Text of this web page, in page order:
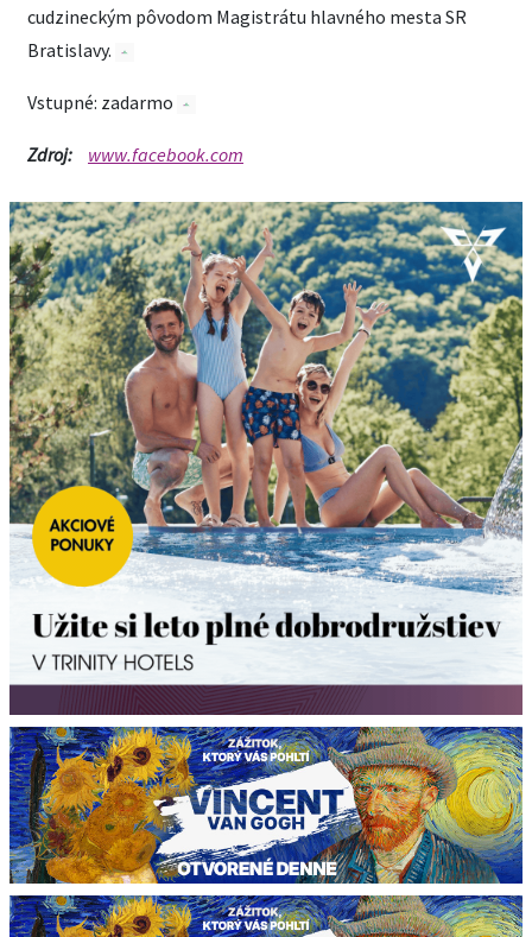
cudzineckým pôvodom Magistrátu hlavného mesta SR
Bratislavy.
Vstupné: zadarmo
Zdroj: www.facebook.com